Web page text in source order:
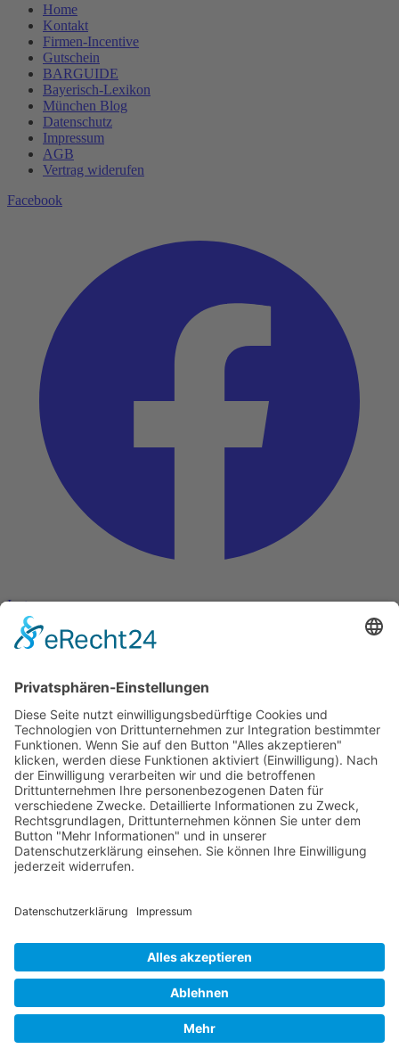
Home
Kontakt
Firmen-Incentive
Gutschein
BARGUIDE
Bayerisch-Lexikon
München Blog
Datenschutz­
Impressum
AGB
Vertrag widerufen
Facebook
Instagram
MucTours GmbH • Amalienstraße 77 • Gartenhaus • 80799
München • T 089-4613891-0